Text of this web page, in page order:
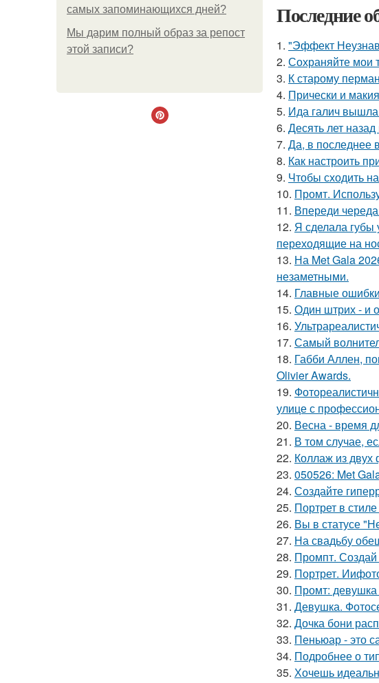
самых запоминающихся дней?
Мы дарим полный образ за репост
этой записи?
Последние
1. "Эффект
2. Сохраняйте мои
3. К старому
4. Прически и
5. Ида галич
6. Десять лет
7. Да, в последнее
8. Как настроить
9. Чтобы сходить
10. Промт.
11. Впереди
12. Я сделала губы
переходящие на
13. На Met Gala
незаметными.
14. Главные
15. Один штрих - и
16.
17. Самый
18. Габби Аллен,
Olivier Awards.
19.
улице с
20. Весна - время
21. В том случае,
22. Коллаж из двух
23. 050526: Met
24. Создайте
25. Портрет в
26. Вы в статусе
27. На свадьбу
28. Промпт. Создай
29. Портрет.
30. Промт: девушка
31. Девушка.
32. Дочка бони
33. Пеньюар - это
34. Подробнее о
35. Хочешь